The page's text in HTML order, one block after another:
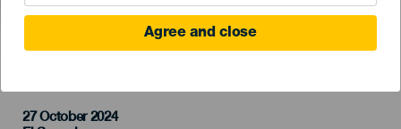
Agree and close
27 October 2024